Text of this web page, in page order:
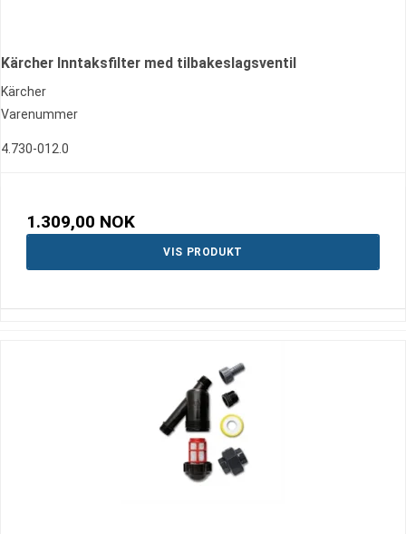
Kärcher Inntaksfilter med tilbakeslagsventil
Kärcher
Varenummer
4.730-012.0
1.309,00 NOK
VIS PRODUKT